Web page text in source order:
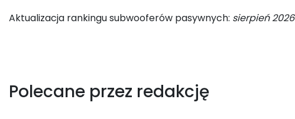
Aktualizacja rankingu subwooferów pasywnych: sierpień 2026
Polecane przez redakcję